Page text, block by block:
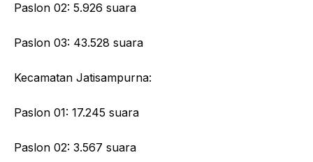
Paslon 02: 5.926 suara
Paslon 03: 43.528 suara
Kecamatan Jatisampurna:
Paslon 01: 17.245 suara
Paslon 02: 3.567 suara